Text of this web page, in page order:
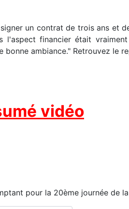
un contrat de trois ans et
l'aspect financier était
bonne ambiance." Retrouvez le
vidéo
pour la 20ème journée de la